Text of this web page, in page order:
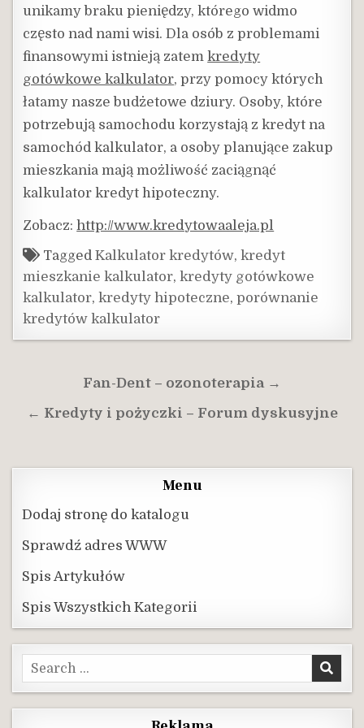
unikamy braku pieniędzy, którego widmo
często nad nami wisi. Dla osób z problemami
finansowymi istnieją zatemkredyty
gotówkowe kalkulator, przy pomocy których
łatamy nasze budżetowe dziury. Osoby, które
potrzebują samochodu korzystają z kredyt na
samochód kalkulator, a osoby planujące zakup
mieszkania mają możliwość zaciągnąć
kalkulator kredyt hipoteczny.
Zobacz:http://www.kredytowaaleja.pl
TaggedKalkulator kredytów,kredyt
mieszkanie kalkulator,kredyty gotówkowe
kalkulator,kredyty hipoteczne,porównanie
kredytów kalkulator
Nawigacja
wpisu
Fan-Dent – ozonoterapia →
← Kredyty i pożyczki – Forum dyskusyjne
Menu
Dodaj stronę do katalogu
Sprawdź adres WWW
Spis Artykułów
Spis Wszystkich Kategorii
Search
for: